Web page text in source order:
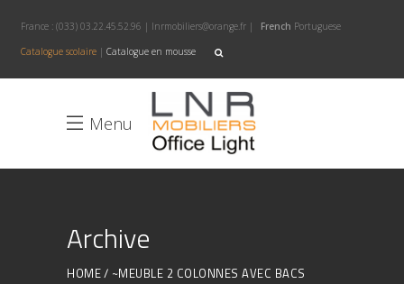
France : (033) 03.22.45.52.96 | lnrmobiliers@orange.fr | French Portuguese
Catalogue scolaire | Catalogue en mousse
Menu
Archive
HOME ~MEUBLE 2 COLONNES AVEC BACS